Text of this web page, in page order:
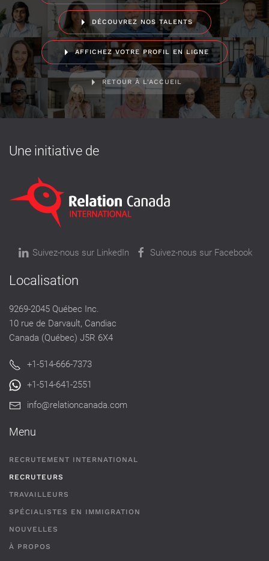
DÉCOUVREZ NOS TALENTS
AFFICHEZ VOTRE PROFIL EN LIGNE
RETOUR À L'ACCUEIL
Une initiative de
Suivez-nous sur LinkedIn Suivez-nous sur Facebook
Localisation
9269-2045 Québec Inc.
10 rue de Darvault, Candiac
Canada (Québec) J5R 6X4
+1-514-666-7373
+1-514-641-2551
info@relationcanada.com
Menu
RECRUTEMENT INTERNATIONAL
RECRUTEURS
TRAVAILLEURS
SPÉCIALISTES EN IMMIGRATION
NOUVELLES
À PROPOS